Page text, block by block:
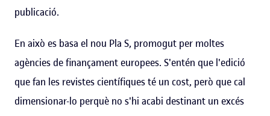
publicació.
En això es basa el nou Pla S, promogut per moltes
agències de finançament europees. S'entén que l'edició
que fan les revistes científiques té un cost, però que cal
dimensionar-lo perquè no s'hi acabi destinant un excés